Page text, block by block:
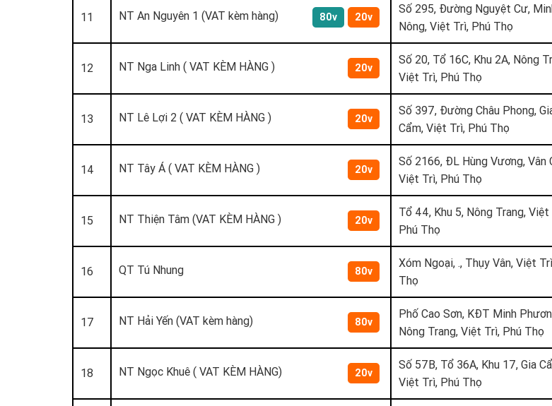
11 NT An Nguyên 1 (VAT kèm hàng) 20v
80v
Số 295, Đường Nguyệt Cư,
Nông, Việt Trì, Phú Thọ
12 NT Nga Linh ( VAT KÈM HÀNG ) 20v
Số 20, Tổ 16C, Khu 2A, Nông
Việt Trì, Phú Thọ
13 NT Lê Lợi 2 ( VAT KÈM HÀNG ) 20v
Số 397, Đường Châu Phong,
Cẩm, Việt Trì, Phú Thọ
14 NT Tây Á ( VAT KÈM HÀNG ) 20v
Số 2166, ĐL Hùng Vương, Vân
Việt Trì, Phú Thọ
15 NT Thiện Tâm (VAT KÈM HÀNG ) 20v
Tổ 44, Khu 5, Nông Trang, Việt
Phú Thọ
16 QT Tú Nhung 80v
Xóm Ngoại, ., Thụy Vân, Việt
Thọ
17 NT Hải Yến (VAT kèm hàng) 80v
Phố Cao Sơn, KĐT Minh
Nông Trang, Việt Trì, Phú Thọ
18 NT Ngọc Khuê ( VAT KÈM HÀNG) 20v
Số 57B, Tổ 36A, Khu 17, Gia
Việt Trì, Phú Thọ